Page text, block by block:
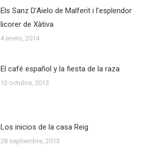
Els Sanz D’Aielo de Malferit i l’esplendor
licorer de Xàtiva
4 enero, 2014
El café español y la fiesta de la raza
12 octubre, 2013
Los inicios de la casa Reig
28 septiembre, 2013